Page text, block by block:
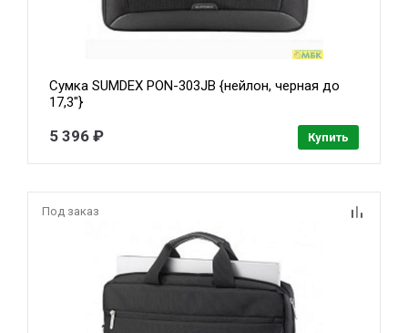
Сумка SUMDEX PON-303JB {нейлон, черная до
17,3"}
5 396 ₽ Купить
Под заказ